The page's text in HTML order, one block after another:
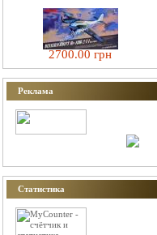
2700.00 грн
Реклама
Статистика